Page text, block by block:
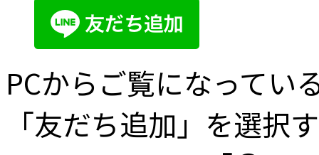
PCからご覧になってい
「友だち追加」を選択